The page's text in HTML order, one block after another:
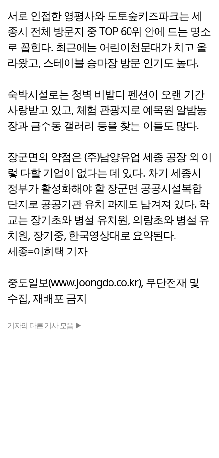
서로 인접한 영평사와 도토숲키즈파크는 세
종시 전체 방문지 중 TOP 60위 안에 드는 명소
로 꼽힌다. 최근에는 어린이천문대가 치고 올
라왔고, 스테이블 승마장 방문 인기도 높다.
숙박시설로는 청벽 비발디 펜션이 오랜 기간
사랑받고 있고, 체험 관광지로 예목원 알밤농
장과 금수동 갤러리 등을 찾는 이들도 많다.
장군면의 약점은 (주)남양유업 세종 공장 외 이
렇 다할 기업이 없다는 데 있다. 차기 세종시
정부가 활성화해야 할 장군면 공공시설복합
단지로 공공기관 유치 과제도 남겨져 있다. 학
교는 장기초와 병설 유치원, 의랑초와 병설 유
치원, 장기중, 한국영상대로 요약된다.
세종=이희택 기자
중도일보(www.joongdo.co.kr), 무단전재 및
수집, 재배포 금지
기자의 다른 기사 모음 ▶